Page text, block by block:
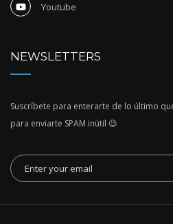
Youtube
NEWSLETTERS
Suscríbete para enterarte de lo último
para enviarte SPAM inútil 😉